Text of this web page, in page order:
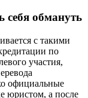
обмануть
с такими
по
участия,
официальные
юристом, а после